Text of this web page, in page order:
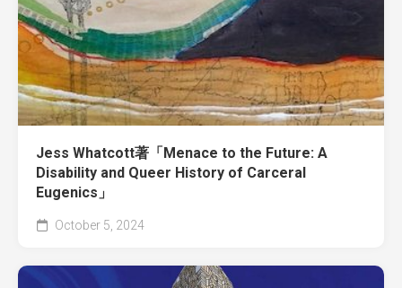
Jess Whatcott著「Menace to the Future: A
Disability and Queer History of Carceral
Eugenics」
October 5, 2024